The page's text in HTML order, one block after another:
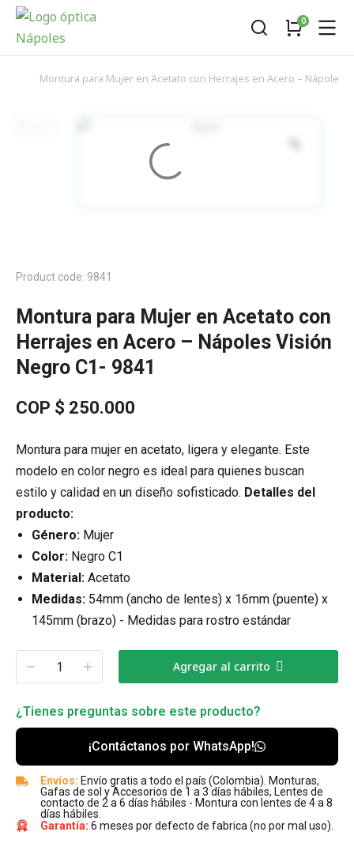
You are here:
Montura para Mujer en Acetato con Herrajes en Acero – Nápoles
Product code: 9841
Montura para Mujer en Acetato con
Herrajes en Acero – Nápoles Visión
Negro C1- 9841
COP $ 250.000
Montura para mujer en acetato, ligera y elegante. Este
modelo en color negro es ideal para quienes buscan
estilo y calidad en un diseño sofisticado. Detalles del
producto:
Género: Mujer
Color: Negro C1
Material: Acetato
Medidas: 54mm (ancho de lentes) x 16mm (puente) x
145mm (brazo) - Medidas para rostro estándar
Agregar al carrito
¿Tienes preguntas sobre este producto?
¡Contáctanos por WhatsApp!
Envíos: Envío gratis a todo el país (Colombia). Monturas,
Gafas de sol y Accesorios de 1 a 3 días hábiles, Lentes de
contacto de 2 a 6 días hábiles - Montura con lentes de 4 a 8
días hábiles.
Garantía: 6 meses por defecto de fabrica (no por mal uso).